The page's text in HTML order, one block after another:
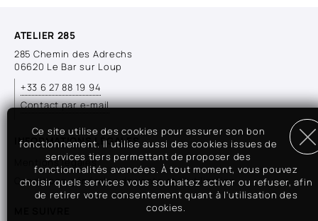
ATELIER 285
285 Chemin des Adrechs
06620 Le Bar sur Loup
+33 6 27 88 19 94
Contact par e-mail
INFORMATIONS LÉGALES
Mentions légales
Conditions générales de vente et d'utilisation
Ce site utilise des cookies pour assurer son bon
fonctionnement. Il utilise aussi des cookies issues de
services tiers permettant de proposer des
fonctionnalités avancées. À tout moment, vous pouvez
choisir quels services vous souhaitez activer ou refuser, afin
de retirer votre consentement quant à l'utilisation des
cookies.